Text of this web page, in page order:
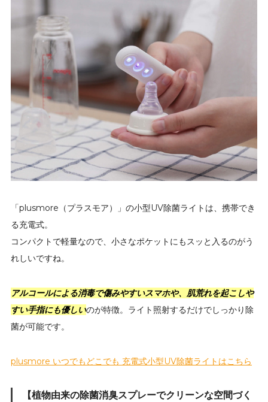
「plusmore（プラスモア）」の小型UV除菌ライトは、携帯でき
る充電式。
コンパクトで軽量なので、小さなポケットにもスッと入るのがう
れしいですね。
アルコールによる消毒で傷みやすいスマホや、肌荒れを起こしや
すい手指にも優しいのが特徴。ライト照射するだけでしっかり除
菌が可能です。
plusmore いつでもどこでも 充電式小型UV除菌ライトはこちら
【植物由来の除菌消臭スプレーでクリーンな空間づく